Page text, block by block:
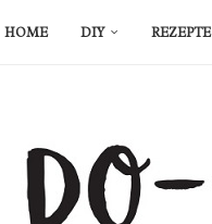
HOME DIY REZEPTE